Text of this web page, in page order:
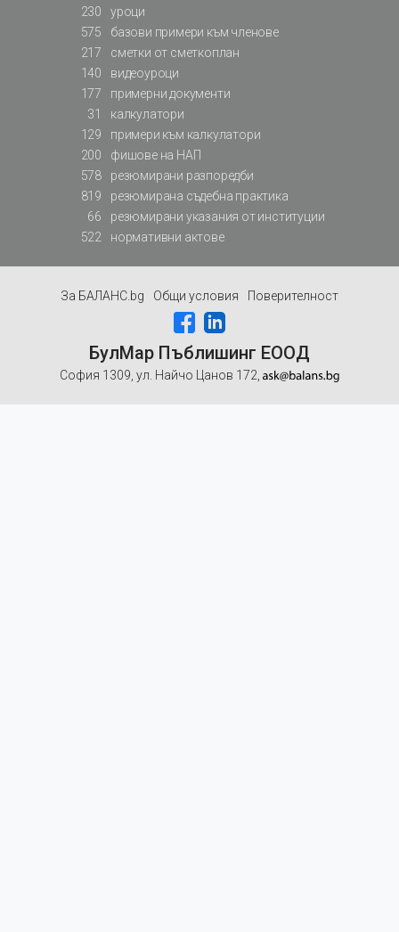
230
уроци
575
базови примери към членове
217
сметки от сметкоплан
140
видеоуроци
177
примерни документи
31
калкулатори
129
примери към калкулатори
200
фишове на НАП
578
резюмирани разпоредби
819
резюмирана съдебна практика
66
резюмирани указания от институции
522
нормативни актове
За БАЛАНС.bg Общи условия Поверителност
БулМар Пъблишинг ЕООД
София 1309, ул. Найчо Цанов 172,